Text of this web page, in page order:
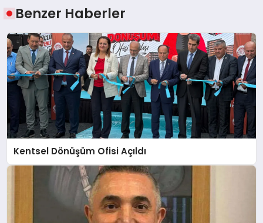
Benzer Haberler
Kentsel Dönüşüm Ofisi Açıldı